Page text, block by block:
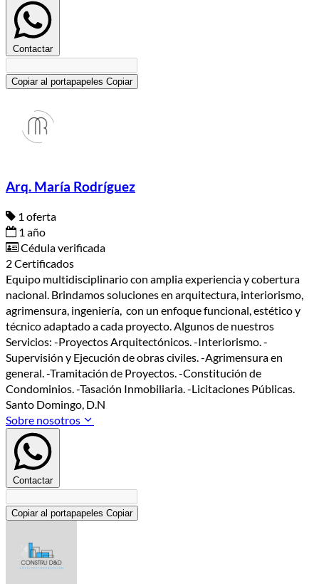
Contactar
Copiar al portapapeles Copiar
Arq. María Rodríguez
1 oferta
1 año
Cédula verificada
2 Certificados
Equipo multidisciplinario con amplia experiencia y cobertura
nacional. Brindamos soluciones en arquitectura, interiorismo,
agrimensura, ingeniería, con un enfoque funcional, estético y
técnico adaptado a cada proyecto. Algunos de nuestros
Servicios: -Proyectos Arquitectónicos. -Interiorismo. -
Supervisión y Ejecución de obras civiles. -Agrimensura en
general. -Tramitación de Proyectos. -Constitución de
Condominios. -Tasación Inmobiliaria. -Licitaciones Públicas.
Santo Domingo, D.N
Sobre nosotros
Contactar
Copiar al portapapeles Copiar